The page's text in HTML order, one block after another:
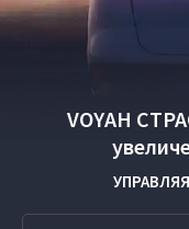
VOYAH